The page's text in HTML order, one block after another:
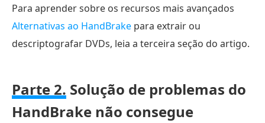
Para aprender sobre os recursos mais avançados
Alternativas ao HandBrake para extrair ou
descriptografar DVDs, leia a terceira seção do artigo.
Parte 2. Solução de problemas do
HandBrake não consegue